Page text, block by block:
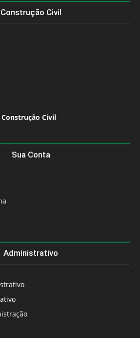
Construção Civil
Civil
Sua Conta
Administrativo